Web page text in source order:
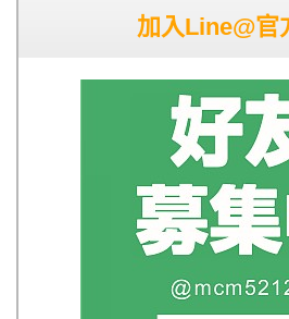
加入Line@官